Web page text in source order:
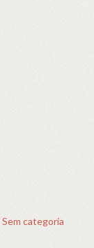
Sem categoria